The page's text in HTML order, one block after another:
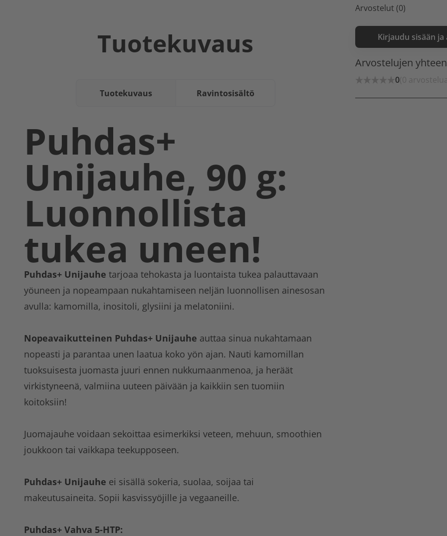
Tuotekuvaus
Tuotekuvaus Ravintosisältö
Puhdas+
Unijauhe, 90 g:
Luonnollista
tukea uneen!
Puhdas+ Unijauhe tarjoaa tehokasta ja luontaista tukea palauttavaan
yöuneen ja nopeampaan nukahtamiseen neljän luonnollisen ainesosan
avulla: kamomilla, inositoli, glysiini ja melatoniini.
Nopeavaikutteinen Puhdas+ Unijauhe auttaa sinua nukahtamaan
nopeasti ja parantaa unen laatua koko yön ajan. Nauti kamomillan
tuoksuisesta juomasta juuri ennen nukkumaanmenoa, ja heräät
virkistyneenä, valmiina uuteen päivään ja kaikkiin sen tuomiin
koitoksiin!
Juomajauhe voidaan sekoittaa esimerkiksi veteen, mehuun, smoothien
joukkoon tai vaikkapa teekupposeen.
Puhdas+ Unijauhe ei sisällä sokeria, suolaa, soijaa tai
makeutusaineita. Sopii kasvissyöjille ja vegaaneille.
Puhdas+ Vahva 5-HTP:
Arvostelut (0)
Kirjaudu sisään
Arvostelujen
0(0